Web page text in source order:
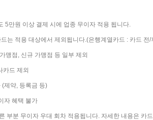
5만원 이상 결제 시에 업종 무이자 적용 됩니다.
는 적용 대상에서 제외됩니다.(은행계열카드 : 카드
맹점, 신규 가맹점 등 일부 제외
카드 제외
제약, 등록금 등)
자 혜택 불가
부분 무이자 우대 회차 적용됩니다. 자세한 내용은 카